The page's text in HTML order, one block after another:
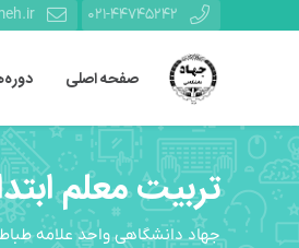
021-44745242
صفحه اصلی
تربیت معلم
جهاد دانشگاهی واحد علامه